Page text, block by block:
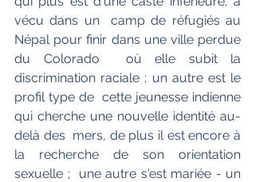
vécu dans un  camp de réfugiés au
Népal pour finir dans une ville perdue
du Colorado  où elle subit la
discrimination raciale ; un autre est le
profil type de  cette jeunesse indienne
qui cherche une nouvelle identité au-
delà des  mers, de plus il est encore à
la recherche de son orientation
sexuelle ;  une autre s'est mariée - un